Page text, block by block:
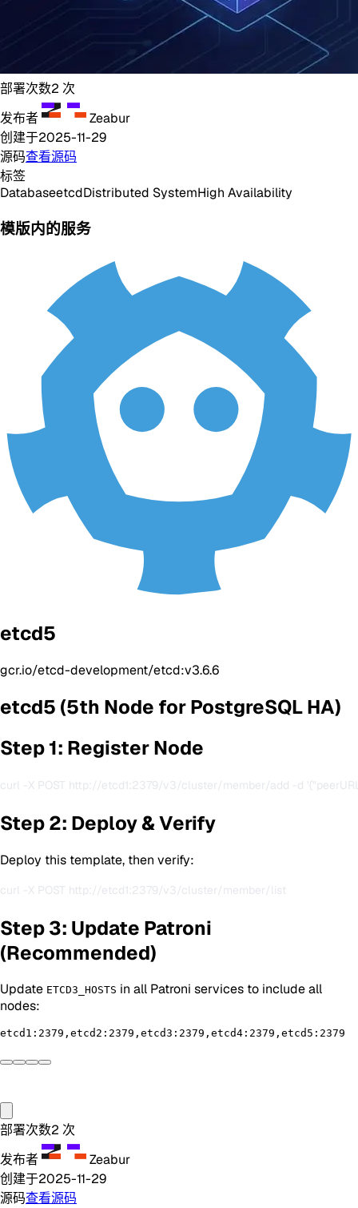
部署次数2 次
发布者
Zeabur
创建于2025-11-29
源码查看源码
标签
DatabaseetcdDistributed SystemHigh Availability
模版内的服务
etcd5
gcr.io/etcd-development/etcd:v3.6.6
etcd5 (5th Node for PostgreSQL HA)
Step 1: Register Node
Step 2: Deploy & Verify
Deploy this template, then verify:
Step 3: Update Patroni
(Recommended)
Update ETCD3_HOSTS in all Patroni services to include all
nodes:
部署次数2 次
发布者
Zeabur
创建于2025-11-29
源码查看源码